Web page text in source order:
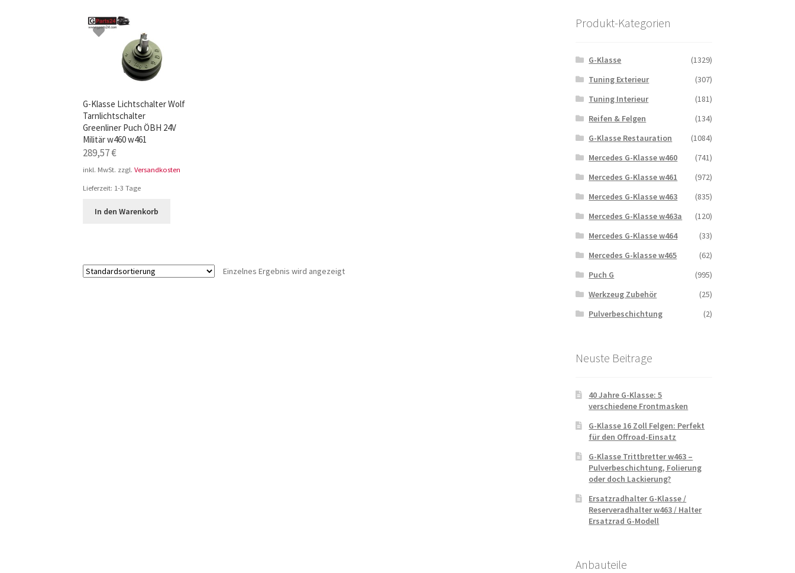
TOP-Seller: G-Klasse Trittbretter schwarz für den w463
Impressum
G-Klasse Lichtschalter Wolf
Tarnlichtschalter
Greenliner Puch ÖBH 24V
Militär w460 w461
289,57€
inkl. MwSt. zzgl.Versandkosten
Lieferzeit: 1-3 Tage
In den Warenkorb
Einzelnes Ergebnis wird angezeigt
Produkt-Kategorien
G-Klasse
(1329)
Tuning Exterieur
(307)
Tuning Interieur
(181)
Reifen & Felgen
(134)
G-Klasse Restauration
(1084)
Mercedes G-Klasse w460
(741)
Mercedes G-Klasse w461
(972)
Mercedes G-Klasse w463
(835)
Mercedes G-Klasse w463a
(120)
Mercedes G-Klasse w464
(33)
Mercedes G-klasse w465
(62)
Puch G
(995)
Werkzeug Zubehör
(25)
Pulverbeschichtung
(2)
Neuste Beitrage
40 Jahre G-Klasse: 5
verschiedene Frontmasken
G-Klasse 16 Zoll Felgen: Perfekt
für den Offroad-Einsatz
G-Klasse Trittbretter w463 –
Pulverbeschichtung, Folierung
oder doch Lackierung?
Ersatzradhalter G-Klasse /
Reserveradhalter w463 / Halter
Ersatzrad G-Modell
Anbauteile